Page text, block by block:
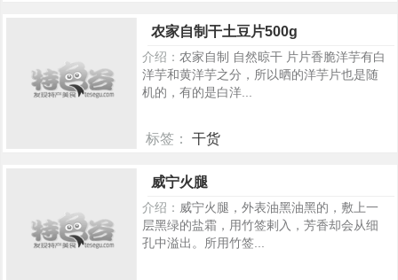
农家自制干土豆片500g
介绍： 农家自制 自然晾干 片片香脆洋芋有白
洋芋和黄洋芋之分，所以晒的洋芋片也是随
机的，有的是白洋...
标签： 干货
威宁火腿
介绍： 威宁火腿，外表油黑油黑的，敷上一
层黑绿的盐霜，用竹签剌入，芳香却会从细
孔中溢出。所用竹签...